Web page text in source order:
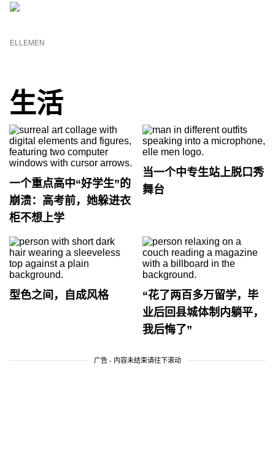
ELLEMEN
生活
一个重点高中“好学生”的
崩溃：高考前，她躲进衣
柜不想上学
当一个中专生站上脱口秀
舞台
型色之间，自成风格
“花了两百多万留学，毕
业后回县城体制内躺平，
我后悔了”
广告 - 内容未结束请往下滚动